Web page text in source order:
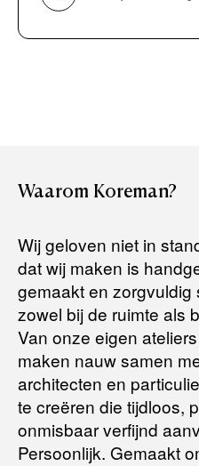
Bancontact / Mister Cash
aankoopbedrag zo snel
dagen na herroeping .
Voor meer informatie kunt u
Terugbetalingsbeleid
Waarom Koreman?
Wij geloven niet in
dat wij maken is
gemaakt en zorgvuldig
zowel bij de ruimte als
Van onze eigen
maken nauw samen
architecten en
te creëren die tijdloos,
onmisbaar verfijnd
Persoonlijk. Gemaakt